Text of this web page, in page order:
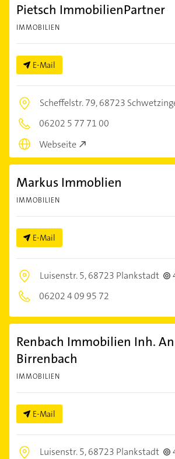
Pietsch ImmobilienPartner
IMMOBILIEN
E-Mail
Scheffelstr. 79,68723
06202 5 77 71 00
Webseite
Markus Immoblien
IMMOBILIEN
E-Mail
Luisenstr. 5,68723 Plankstadt
06202 4 09 95 72
Renbach Immobilien Inh.
Birrenbach
IMMOBILIEN
E-Mail
Luisenstr. 5,68723 Plankstadt